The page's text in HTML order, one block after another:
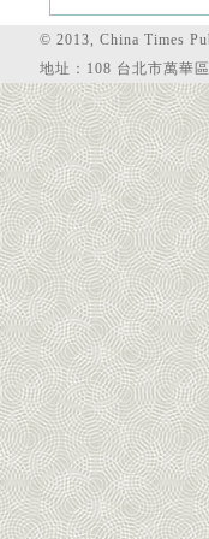
© 2013, China Times
地址：108 台北市萬華